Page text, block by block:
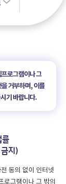
로그램이나 그
거부하며, 이를
기 바랍니다.
률
지)
동의 없이 인터넷
로그램이나 그 밖의